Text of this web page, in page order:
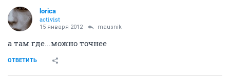
lorica
activist
15 января 2012 mausnik
а там где...можно точнее
ОТВЕТИТЬ